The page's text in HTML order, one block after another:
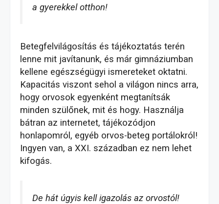
a gyerekkel otthon!
Betegfelvilágosítás és tájékoztatás terén
lenne mit javítanunk, és már gimnáziumban
kellene egészségügyi ismereteket oktatni.
Kapacitás viszont sehol a világon nincs arra,
hogy orvosok egyenként megtanítsák
minden szülőnek, mit és hogy. Használja
bátran az internetet, tájékozódjon
honlapomról, egyéb orvos-beteg portálokról!
Ingyen van, a XXI. században ez nem lehet
kifogás.
De hát úgyis kell igazolás az orvostól!